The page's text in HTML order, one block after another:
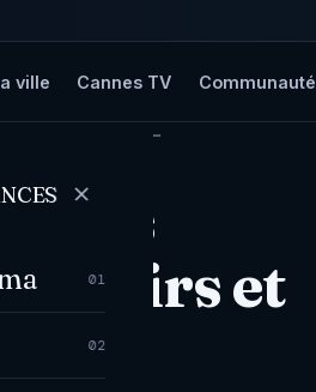
ville Cannes TV Communauté
01
02
SOUVENIRS ET…
les
et